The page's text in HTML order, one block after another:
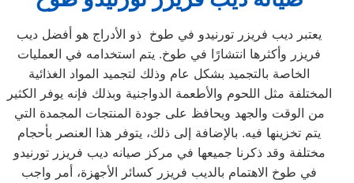
يعتبر ديب فريزر تورنيدو في طوخ ذو الأدراج هو أفضل ديب
فريزر وأكثرها انتشارًا في طوخ. يتم استخدامه في العمليات
الخاصة بالتجميد بشكل عام وذلك لتجميد المواد الغذائية
المختلفة مثل اللحوم والأطعمة الدواجنية وبذلك فإنه يوفر الكثير
من الوقت والجهد ويحافظ على جودة المنتجات المجمدة التي
يتم تخزينها فيه. بالإضافة إلى ذلك، يتوفر هذا العنصر بأحجام
مختلفة وقد ذكرنا جميعها في مركز صيانه ديب فريزر تورنيدو
في طوخ الاهتمام بالديب فريزر كسائر الأجهزة، أمر واجب